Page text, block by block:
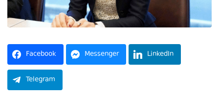
Facebook Messenger LinkedIn
Telegram